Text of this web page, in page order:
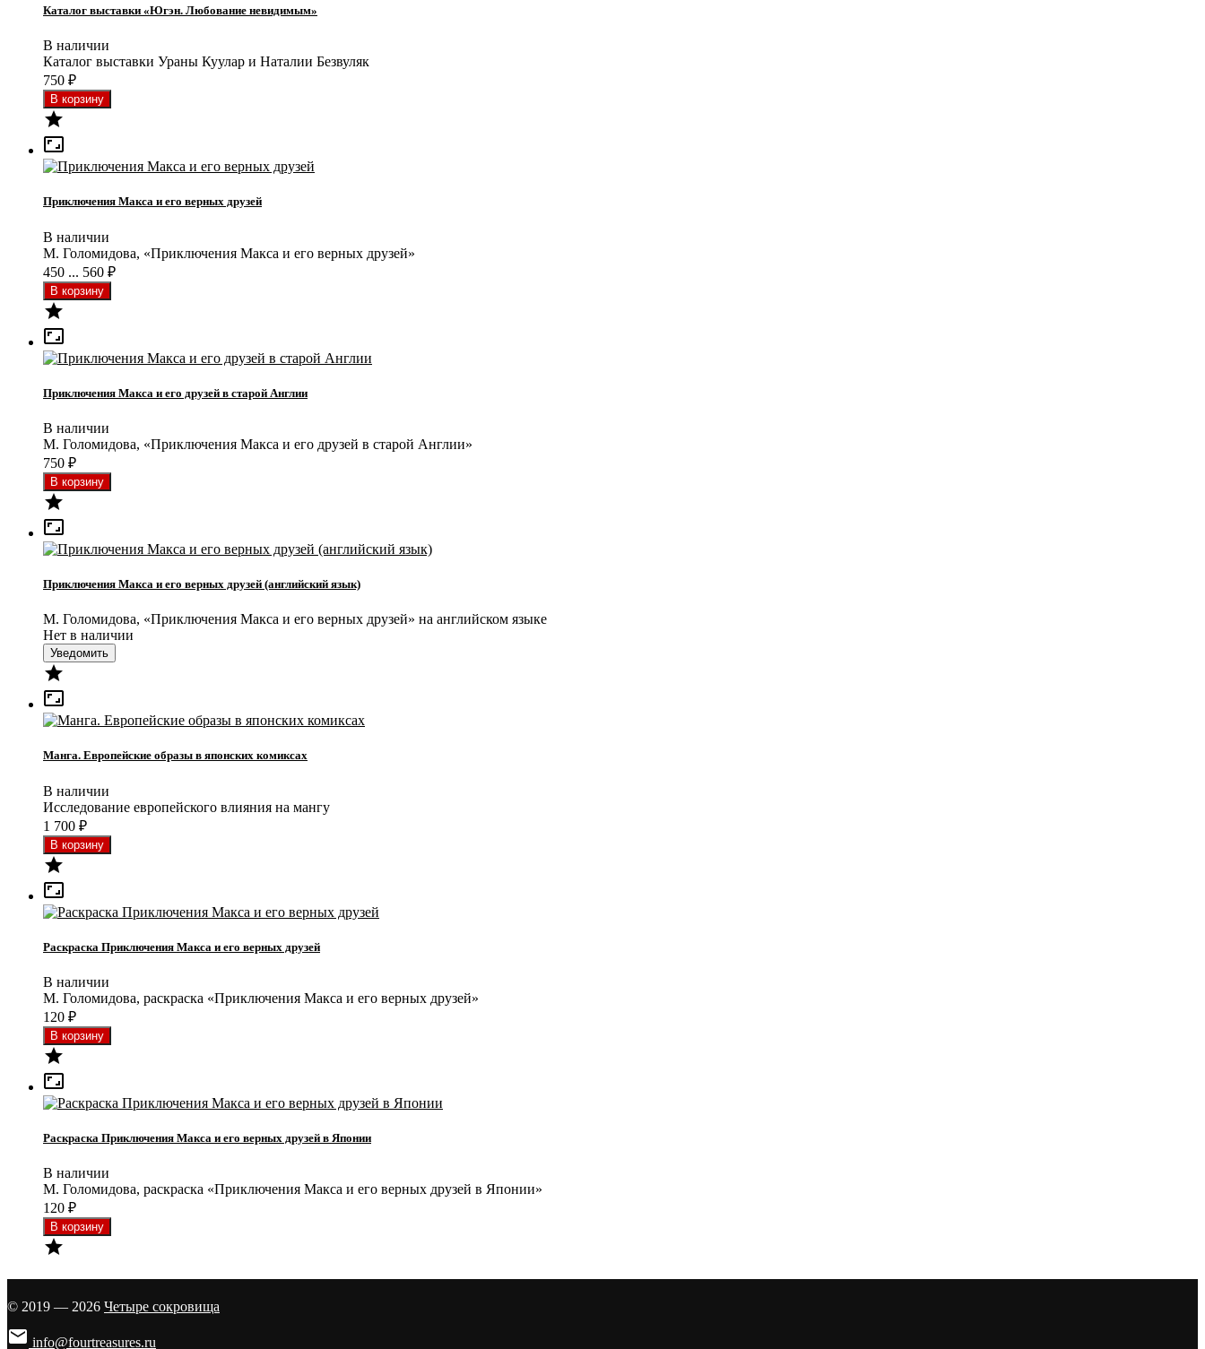
Каталог выставки «Югэн. Любование невидимым»
В наличии
Каталог выставки Ураны Куулар и Наталии Безвуляк
750 ₽


Приключения Макса и его верных друзей
В наличии
М. Голомидова, «Приключения Макса и его верных друзей»
450 ... 560 ₽


Приключения Макса и его друзей в старой Англии
В наличии
М. Голомидова, «Приключения Макса и его друзей в старой Англии»
750 ₽


Приключения Макса и его верных друзей (английский язык)
М. Голомидова, «Приключения Макса и его верных друзей» на английском языке
Нет в наличии
Уведомить


Манга. Европейские образы в японских комиксах
В наличии
Исследование европейского влияния на мангу
1 700 ₽


Раскраска Приключения Макса и его верных друзей
В наличии
М. Голомидова, раскраска «Приключения Макса и его верных друзей»
120 ₽


Раскраска Приключения Макса и его верных друзей в Японии
В наличии
М. Голомидова, раскраска «Приключения Макса и его верных друзей в Японии»
120 ₽

© 2019 — 2026 Четыре сокровища
 info@fourtreasures.ru